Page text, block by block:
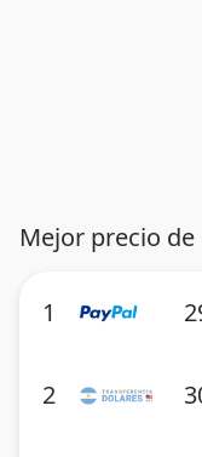
Mejor precio
1
2